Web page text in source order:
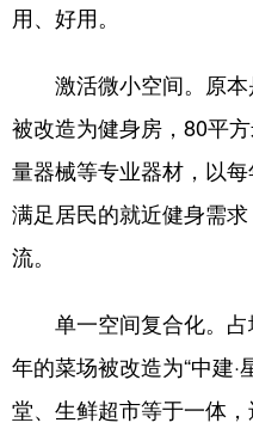
用、好用。
激活微小空间。原本
被改造为健身房，80平
量器械等专业器材，以
满足居民的就近健身需
流。
单一空间复合化。占
年的菜场被改造为“中建
堂、生鲜超市等于一体